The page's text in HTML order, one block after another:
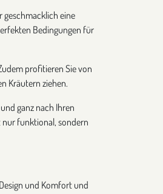
geschmacklich eine
Bedingungen für
profitieren Sie von
Kräutern ziehen.
ganz nach Ihren
nur funktional, sondern
und Komfort und